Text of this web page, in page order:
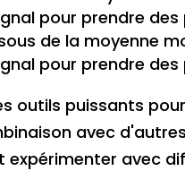
pour prendre
de la moyenne
pour prendre
outils puissants
avec
expérimenter avec